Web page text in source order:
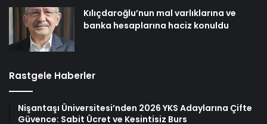
Kılıçdaroğlu’nun mal varlıklarına ve
banka hesaplarına haciz konuldu
Rastgele Haberler
Nişantaşı Üniversitesi’nden 2026 YKS Adaylarına Çifte
Güvence: Sabit Ücret ve Kesintisiz Burs